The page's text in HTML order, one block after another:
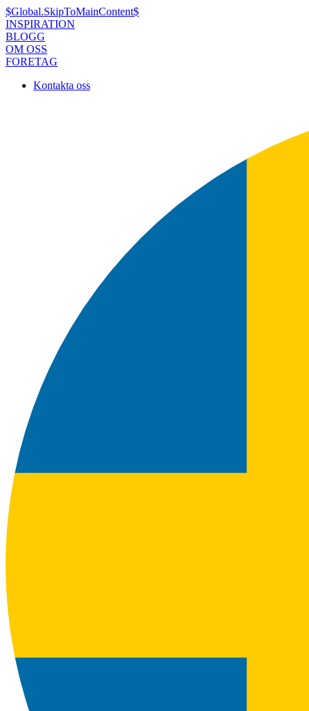
$Global.SkipToMainContent$
INSPIRATION
BLOGG
OM OSS
FORETAG
Kontakta oss